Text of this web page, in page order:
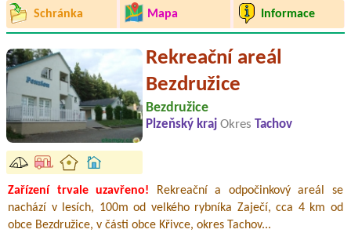
Schránka Mapa Informace
Rekreační areál
Bezdružice
Bezdružice
Plzeňský kraj Okres Tachov
Zařízení trvale uzavřeno! Rekreační a odpočinkový areál se
nachází v lesích, 100m od velkého rybníka Zaječí, cca 4 km od
obce Bezdružice, v části obce Křivce, okres Tachov...